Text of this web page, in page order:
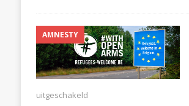
AMNESTY
uitgeschakeld